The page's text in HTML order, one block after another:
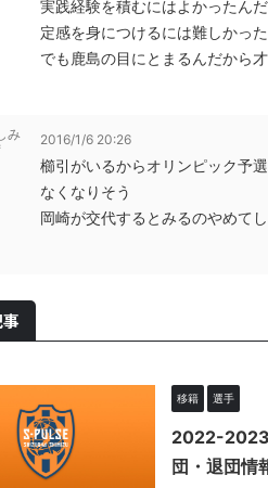
実践経験を積むにはよかったん
定感を身につけるには難しかっ
でも鹿島の目にとまるんだから
み
2016/1/6 20:26
櫛引がいるからオリンピック予
なくなりそう
岡崎が交代するとみるのやめて
移籍 選手
2022-2023
団・退団情